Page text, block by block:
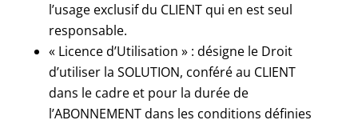
l’usage exclusif du CLIENT qui en est seul
responsable.
« Licence d’Utilisation » : désigne le Droit
d’utiliser la SOLUTION, conféré au CLIENT
dans le cadre et pour la durée de
l’ABONNEMENT dans les conditions définies